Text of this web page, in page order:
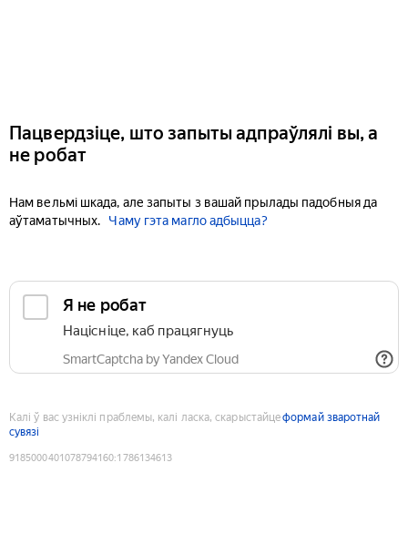
Пацвердзіце, што запыты адпраўлялі вы, а
не робат
Нам вельмі шкада, але запыты з вашай прылады падобныя да
аўтаматычных.
Чаму гэта магло адбыцца?
Я не робат
Націсніце, каб працягнуць
SmartCaptcha by Yandex Cloud
Калі ў вас узніклі праблемы, калі ласка, скарыстайцеформай зваротнай
сувязі
9185000401078794160:1786134613